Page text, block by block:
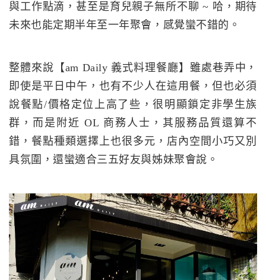
與工作點滴，甚至是育兒親子無所不聊 ~ 哈，期待
未來也能定期半年至一年聚會，感覺蠻不錯的。
整體來說【am Daily 義式料理餐廳】雖處巷弄中，
即使是平日中午，也有不少人在這用餐，但也必須
說餐點/價格定位上高了些，很明顯鎖定非學生族
群，而是附近 OL 商務人士，其服務品質還算不
錯，餐點種類選擇上也很多元，店內空間小巧又別
具氛圍，還蠻適合三五好友與姊妹聚會說。